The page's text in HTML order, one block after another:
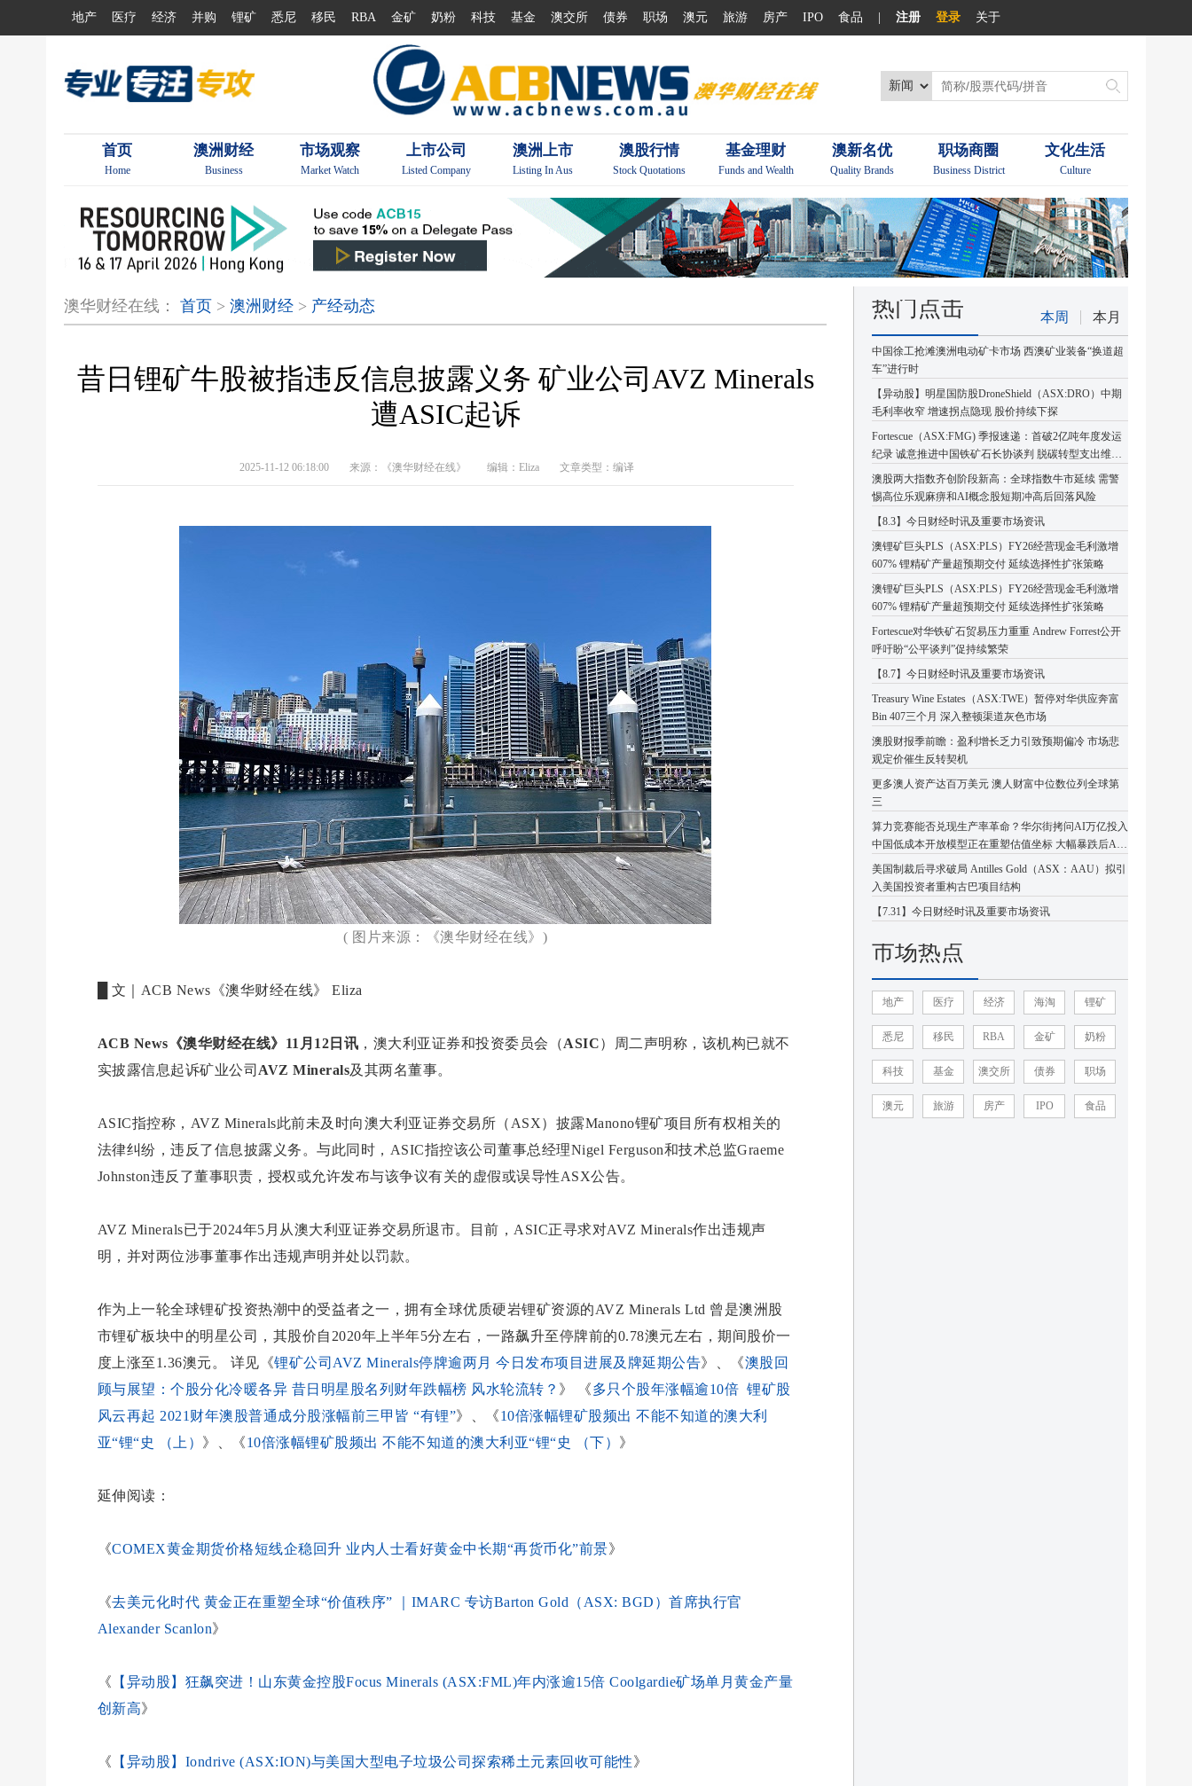
地产 医疗 经济 并购 锂矿 悉尼 移民 RBA 金矿 奶粉 科技 基金 澳交所 债券 职场 澳元 旅游 房产 IPO 食品 注册 登录 关于
首页
Home
澳洲财经
Business
市场观察
Market Watch
上市公司
Listed Company
澳洲上市
Listing In Aus
澳股行情
Stock Quotations
基金理财
Funds and Wealth
澳新名优
Quality Brands
职场商圈
Business District
文化生活
Culture
澳华财经在线： 首页 > 澳洲财经 > 产经动态
昔日锂矿牛股被指违反信息披露义务 矿业公司AVZ Minerals
遭ASIC起诉
2025-11-12 06:18:00 来源：《澳华财经在线》 编辑：Eliza 文章类型：编译
( 图片来源：《澳华财经在线》)
█ 文｜ACB News《澳华财经在线》 Eliza
ACB News《澳华财经在线》11月12日讯 ，澳大利亚证券和投资委员会（ASIC）周二声明称，该机构已就不
实披露信息起诉矿业公司 AVZ Minerals及其两名董事。
ASIC指控称，AVZ Minerals此前未及时向澳大利亚证券交易所（ASX）披露Manono锂矿项目所有权相关的
法律纠纷，违反了信息披露义务。与此同时，ASIC指控该公司董事总经理Nigel Ferguson和技术总监Graeme
Johnston违反了董事职责，授权或允许发布与该争议有关的虚假或误导性ASX公告。
AVZ Minerals已于2024年5月从澳大利亚证券交易所退市。目前，ASIC正寻求对AVZ Minerals作出违规声
明，并对两位涉事董事作出违规声明并处以罚款。
作为上一轮全球锂矿投资热潮中的受益者之一，拥有全球优质硬岩锂矿资源的AVZ Minerals Ltd 曾是澳洲股
市锂矿板块中的明星公司，其股价自2020年上半年5分左右，一路飙升至停牌前的0.78澳元左右，期间股价一
度上涨至1.36澳元。 详见《锂矿公司AVZ Minerals停牌逾两月 今日发布项目进展及牌延期公告》、《澳股回
顾与展望：个股分化冷暖各异 昔日明星股名列财年跌幅榜 风水轮流转？ 》 《多只个股年涨幅逾10倍 锂矿股
风云再起 2021财年澳股普通成分股涨幅前三甲皆 “有锂”》、《10倍涨幅锂矿股频出 不能不知道的澳大利
亚“锂“史 （上） 》、《10倍涨幅锂矿股频出 不能不知道的澳大利亚“锂“史 （下） 》
延伸阅读：
《COMEX黄金期货价格短线企稳回升 业内人士看好黄金中长期“再货币化”前景》
《去美元化时代 黄金正在重塑全球“价值秩序” ｜IMARC 专访Barton Gold（ASX: BGD）首席执行官
Alexander Scanlon》
《 【异动股】狂飙突进！山东黄金控股Focus Minerals (ASX:FML)年内涨逾15倍 Coolgardie矿场单月黄金产量
创新高》
《 【异动股】Iondrive (ASX:ION)与美国大型电子垃圾公司探索稀土元素回收可能性》
热门点击 本周 本月
中国徐工抢滩澳洲电动矿卡市场 西澳矿业装备“换道超
车”进行时
【异动股】明星国防股DroneShield（ASX:DRO）中期
毛利率收窄 增速拐点隐现 股价持续下探
Fortescue（ASX:FMG) 季报速递：首破2亿吨年度发运
纪录 诚意推进中国铁矿石长协谈判 脱碳转型支出维持
高位
澳股两大指数齐创阶段新高：全球指数牛市延续 需警
惕高位乐观麻痹和AI概念股短期冲高后回落风险
【8.3】今日财经时讯及重要市场资讯
澳锂矿巨头PLS（ASX:PLS）FY26经营现金毛利激增
607% 锂精矿产量超预期交付 延续选择性扩张策略
澳锂矿巨头PLS（ASX:PLS）FY26经营现金毛利激增
607% 锂精矿产量超预期交付 延续选择性扩张策略
Fortescue对华铁矿石贸易压力重重 Andrew Forrest公开
呼吁盼“公平谈判”促持续繁荣
【8.7】今日财经时讯及重要市场资讯
Treasury Wine Estates（ASX:TWE）暂停对华供应奔富
Bin 407三个月 深入整顿渠道灰色市场
澳股财报季前瞻：盈利增长乏力引致预期偏冷 市场悲
观定价催生反转契机
更多澳人资产达百万美元 澳人财富中位数位列全球第
三
算力竞赛能否兑现生产率革命？华尔街拷问AI万亿投入
中国低成本开放模型正在重塑估值坐标 大幅暴跌后AI
板块或迎企稳反弹
美国制裁后寻求破局 Antilles Gold（ASX：AAU）拟引
入美国投资者重构古巴项目结构
【7.31】今日财经时讯及重要市场资讯
市场热点
地产 医疗 经济 海淘 锂矿
悉尼 移民 RBA 金矿 奶粉
科技 基金 澳交所 债券 职场
澳元 旅游 房产 IPO 食品